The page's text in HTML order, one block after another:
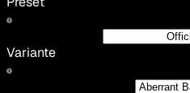
Variante